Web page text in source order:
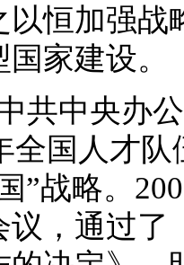
以恒加强
家建设。
共中央办
全国人才
”战略。
议，通过